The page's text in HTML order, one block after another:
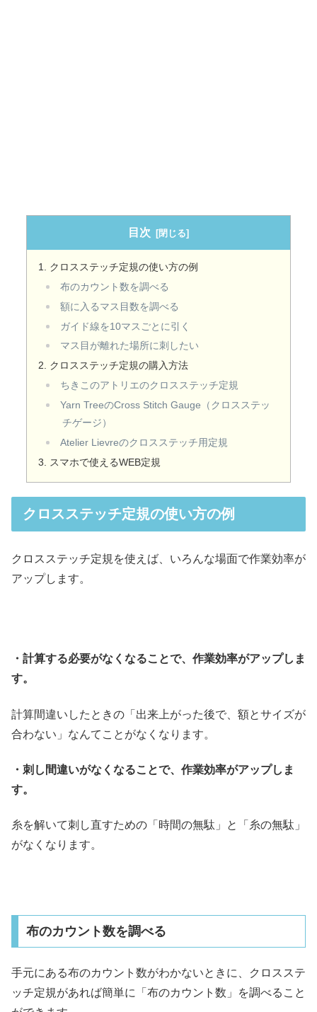
目次
クロスステッチ定規の使い方の例
布のカウント数を調べる
額に入るマス目数を調べる
ガイド線を10マスごとに引く
マス目が離れた場所に刺したい
クロスステッチ定規の購入方法
ちきこのアトリエのクロスステッチ定規
Yarn TreeのCross Stitch Gauge（クロスステッ
チゲージ）
Atelier Lievreのクロスステッチ用定規
スマホで使えるWEB定規
クロスステッチ定規の使い方の例
クロスステッチ定規を使えば、いろんな場面で作業効率が
アップします。
・計算する必要がなくなることで、作業効率がアップしま
す。
計算間違いしたときの「出来上がった後で、額とサイズが
合わない」なんてことがなくなります。
・刺し間違いがなくなることで、作業効率がアップしま
す。
糸を解いて刺し直すための「時間の無駄」と「糸の無駄」
がなくなります。
布のカウント数を調べる
手元にある布のカウント数がわかないときに、クロスステ
ッチ定規があれば簡単に「布のカウント数」を調べること